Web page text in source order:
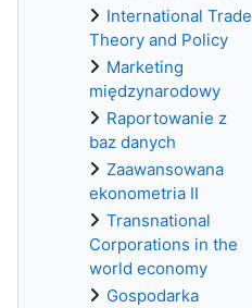
International Trade
Theory and Policy
Marketing
międzynarodowy
Raportowanie z
baz danych
Zaawansowana
ekonometria II
Transnational
Corporations in the
world economy
Gospodarka